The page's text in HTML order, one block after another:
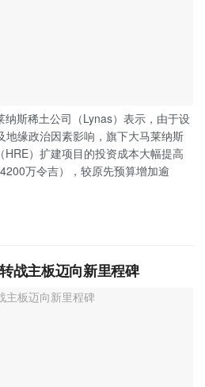
斯稀土公司（Lynas）表示，由于设
地缘政治因素影响，旗下大马莱纳斯
HRE）扩建项目的投资成本大幅提高
万令吉），较原先预算增加逾
战主板迈向新里程碑